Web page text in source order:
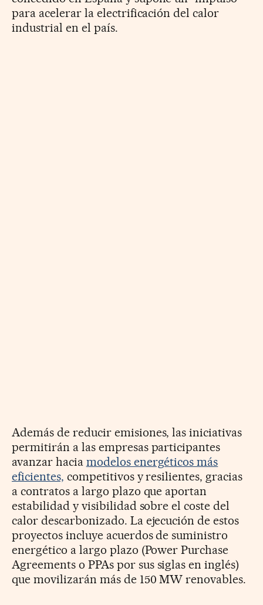
para acelerar la electrificación del calor
industrial en el país.
Además de reducir emisiones, las iniciativas
permitirán a las empresas participantes
avanzar hacia modelos energéticos más
eficientes, competitivos y resilientes, gracias
a contratos a largo plazo que aportan
estabilidad y visibilidad sobre el coste del
calor descarbonizado. La ejecución de estos
proyectos incluye acuerdos de suministro
energético a largo plazo (Power Purchase
Agreements o PPAs por sus siglas en inglés)
que movilizarán más de 150 MW renovables.